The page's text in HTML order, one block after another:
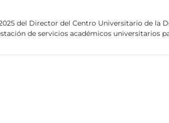
del Director del Centro Universitario de la
de servicios académicos universitarios